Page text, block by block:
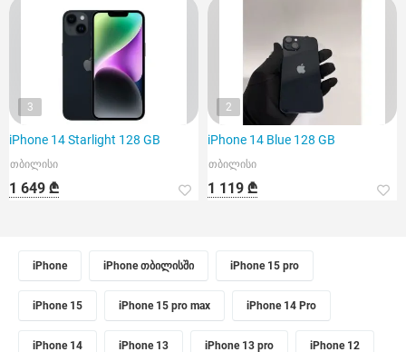
3
iPhone 14 Starlight 128 GB
თბილისი
1 649 ₾
2
iPhone 14 Blue 128 GB
თბილისი
1 119 ₾
iPhone iPhone თბილისში iPhone 15 pro
iPhone 15 iPhone 15 pro max iPhone 14 Pro
iPhone 14 iPhone 13 iPhone 13 pro iPhone 12